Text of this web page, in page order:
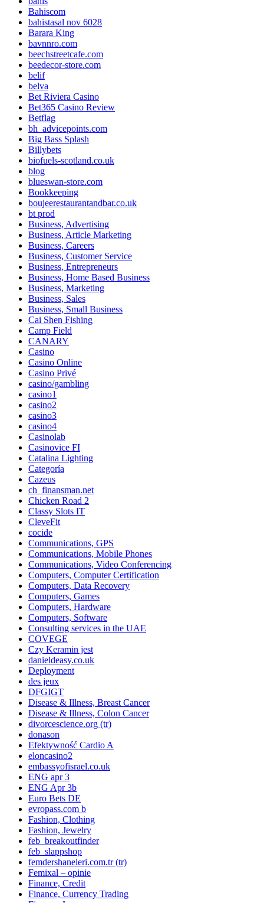
Bahiscom
bahistasal nov 6028
Barara King
bavnnro.com
beechstreetcafe.com
beedecor-store.com
belif
belva
Bet Riviera Casino
Bet365 Casino Review
Betflag
bh_advicepoints.com
Big Bass Splash
Billybets
biofuels-scotland.co.uk
blog
blueswan-store.com
Bookkeeping
boujeerestaurantandbar.co.uk
bt prod
Business, Advertising
Business, Article Marketing
Business, Careers
Business, Customer Service
Business, Entrepreneurs
Business, Home Based Business
Business, Marketing
Business, Sales
Business, Small Business
Cai Shen Fishing
Camp Field
CANARY
Casino
Casino Online
Casino Privé
casino/gambling
casino1
casino2
casino3
casino4
Casinolab
Casinovice FI
Catalina Lighting
Categoría
Cazeus
ch_finansman.net
Chicken Road 2
Classy Slots IT
CleveFit
cocide
Communications, GPS
Communications, Mobile Phones
Communications, Video Conferencing
Computers, Computer Certification
Computers, Data Recovery
Computers, Games
Computers, Hardware
Computers, Software
Consulting services in the UAE
COVEGE
Czy Keramin jest
danieldeasy.co.uk
Deployment
des jeux
DFGIGT
Disease & Illness, Breast Cancer
Disease & Illness, Colon Cancer
divorcescience.org (tr)
donason
Efektywność Cardio A
eloncasino2
embassyofisrael.co.uk
ENG apr 3
ENG Apr 3b
Euro Bets DE
evropass.com b
Fashion, Clothing
Fashion, Jewelry
feb_breakoutfinder
feb_slappshop
femdershaneleri.com.tr (tr)
Femixal – opinie
Finance, Credit
Finance, Currency Trading